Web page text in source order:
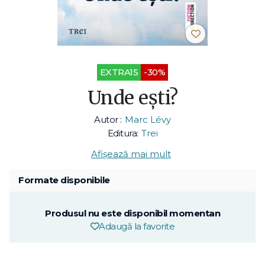
EXTRA15 -30%
Unde eşti?
Autor : Marc Lévy
Editura: Trei
Afișează mai mult
Formate disponibile
Produsul nu este disponibil momentan
Adaugă la favorite